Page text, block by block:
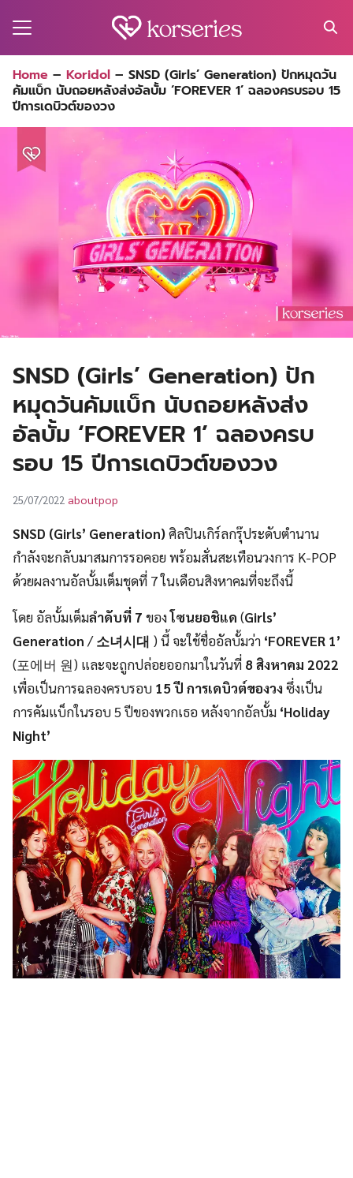
for:
Home – Koridol – SNSD (Girls’ Generation) ปักหมุดวัน
คัมแบ็ก นับถอยหลังส่งอัลบั้ม ‘FOREVER 1’ ฉลองครบรอบ 15
ปีการเดบิวต์ของวง
SNSD (Girls’ Generation) ปัก
หมุดวันคัมแบ็ก นับถอยหลังส่ง
อัลบั้ม ‘FOREVER 1’ ฉลองครบ
รอบ 15 ปีการเดบิวต์ของวง
25/07/2022 aboutpop
SNSD (Girls’ Generation)ศิลปินเกิร์ลกรุ๊ประดับตำนาน
กำลังจะกลับมาสมการรอคอย พร้อมสั่นสะเทือนวงการ K-POP
ด้วยผลงานอัลบั้มเต็มชุดที่ 7 ในเดือนสิงหาคมที่จะถึงนี้
โดย อัลบั้มเต็มลำดับที่ 7 ของโซนยอชิแด (Girls’
Generation /소녀시대 ) นี้ จะใช้ชื่ออัลบั้มว่า ‘FOREVER 1’
(포에버 원) และจะถูกปล่อยออกมาในวันที่ 8 สิงหาคม 2022
เพื่อเป็นการฉลองครบรอบ 15 ปี การเดบิวต์ของวงซึ่งเป็น
การคัมแบ็กในรอบ 5 ปีของพวกเธอ หลังจากอัลบั้ม ‘Holiday
Night’